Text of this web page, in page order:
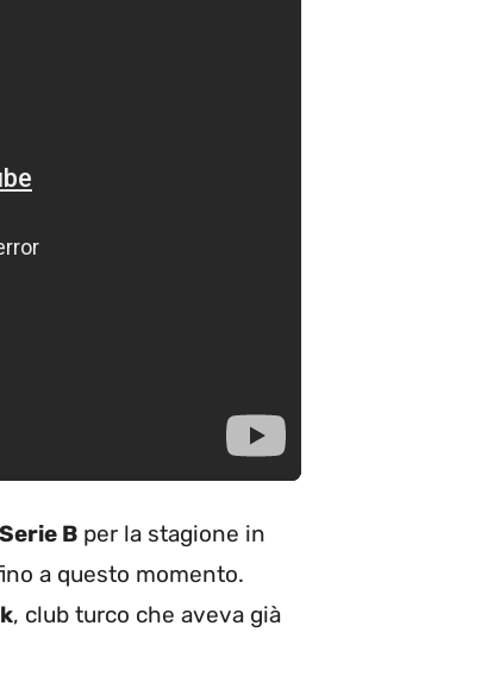
Serie B per la stagione in
a questo momento.
, club turco che aveva già